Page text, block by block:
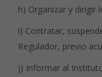
h) Organizar y dirigir
i) Contratar,
Regulador, previo
j) Informar al